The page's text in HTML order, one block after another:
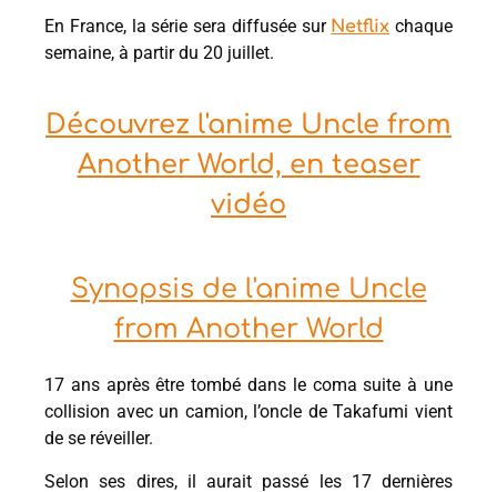
En France, la série sera diffusée sur Netflix chaque
semaine, à partir du 20 juillet.
Découvrez l'anime Uncle from
Another World, en teaser
vidéo
Synopsis de l'anime Uncle
from Another World
17 ans après être tombé dans le coma suite à une
collision avec un camion, l’oncle de Takafumi vient
de se réveiller.
Selon ses dires, il aurait passé les 17 dernières